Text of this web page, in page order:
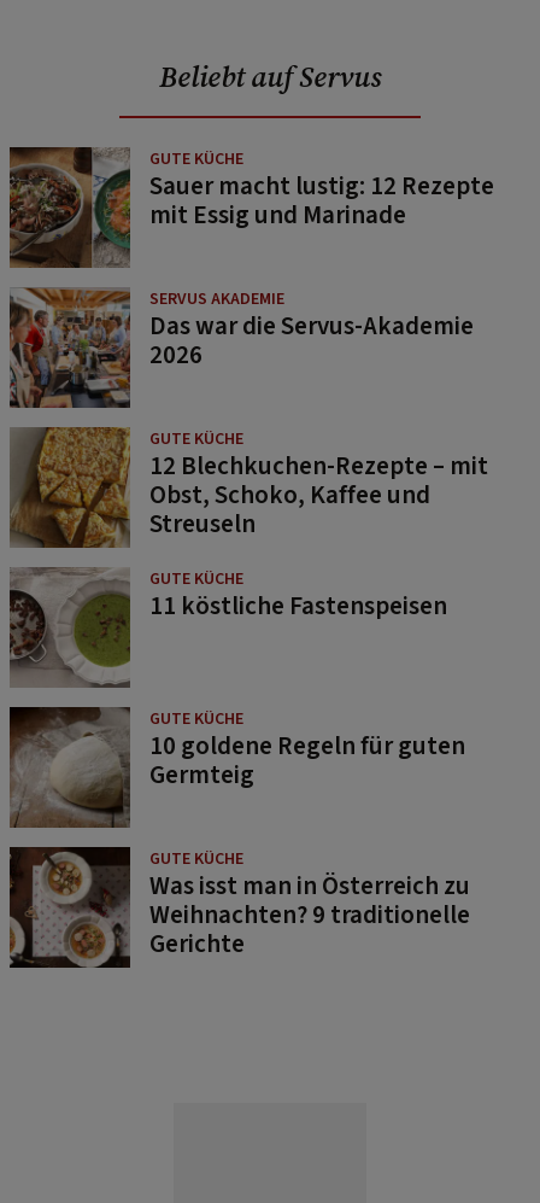
Beliebt auf Servus
GUTE KÜCHE
Sauer macht lustig: 12 Rezepte
mit Essig und Marinade
SERVUS AKADEMIE
Das war die Servus-Akademie
2026
GUTE KÜCHE
12 Blechkuchen-Rezepte – mit
Obst, Schoko, Kaffee und
Streuseln
GUTE KÜCHE
11 köstliche Fastenspeisen
GUTE KÜCHE
10 goldene Regeln für guten
Germteig
GUTE KÜCHE
Was isst man in Österreich zu
Weihnachten? 9 traditionelle
Gerichte